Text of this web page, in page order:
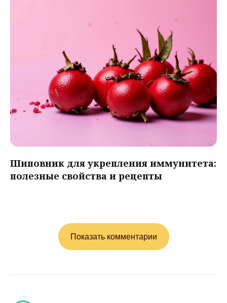
Шиповник для укрепления иммунитета:
полезные свойства и рецепты
Показать комментарии